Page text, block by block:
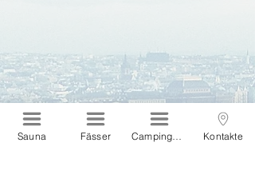
Sauna Fässer Kontakte